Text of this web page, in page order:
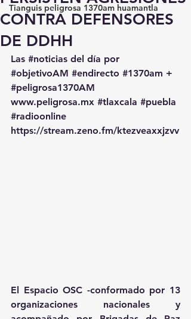
Tianguis peligrosa 1370am huamantla
CONTRA DEFENSORES
DE DDHH
Las #noticias del día por
#objetivoAM #endirecto #1370am +
#peligrosa1370AM
www.peligrosa.mx #tlaxcala #puebla
#radioonline
https://stream.zeno.fm/ktezveaxxjzvv
El Espacio OSC -conformado por 13
organizaciones nacionales y